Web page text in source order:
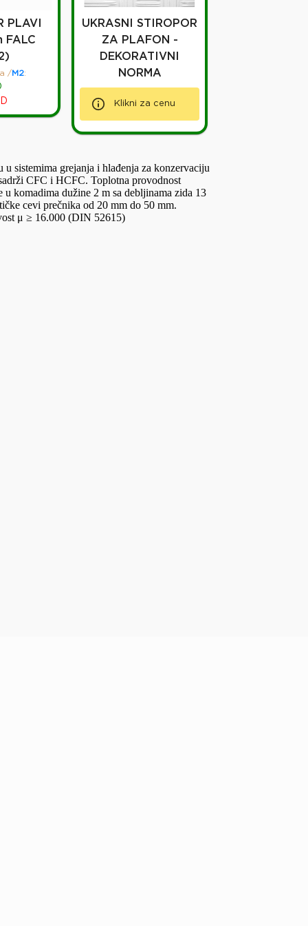
PLAVI
FALC
/ M2:
UKRASNI STIROPOR
ZA PLAFON -
DEKORATIVNI
NORMA
Klikni za cenu
sistemima grejanja i hlađenja za konzervaciju
CFC i HCFC. Toplotna provodnost
komadima dužine 2 m sa debljinama zida 13
cevi prečnika od 20 mm do 50 mm.
μ ≥ 16.000 (DIN 52615)